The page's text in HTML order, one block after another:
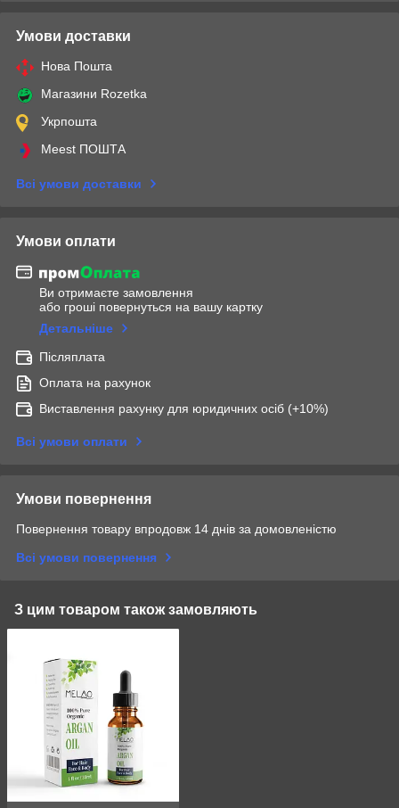
Умови доставки
Нова Пошта
Магазини Rozetka
Укрпошта
Meest ПОШТА
Всі умови доставки
Умови оплати
Ви отримаєте замовлення
або гроші повернуться на вашу картку
Детальніше
Післяплата
Оплата на рахунок
Виставлення рахунку для юридичних осіб (+10%)
Всі умови оплати
Умови повернення
Повернення товару впродовж 14 днів за домовленістю
Всі умови повернення
З цим товаром також замовляють